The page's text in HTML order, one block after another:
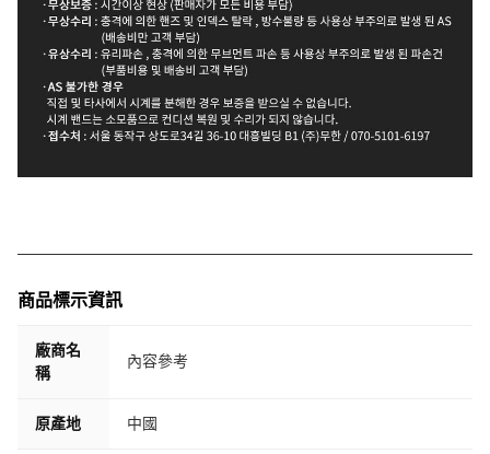
商品標示資訊
廠商名
稱
內容參考
原產地 中國